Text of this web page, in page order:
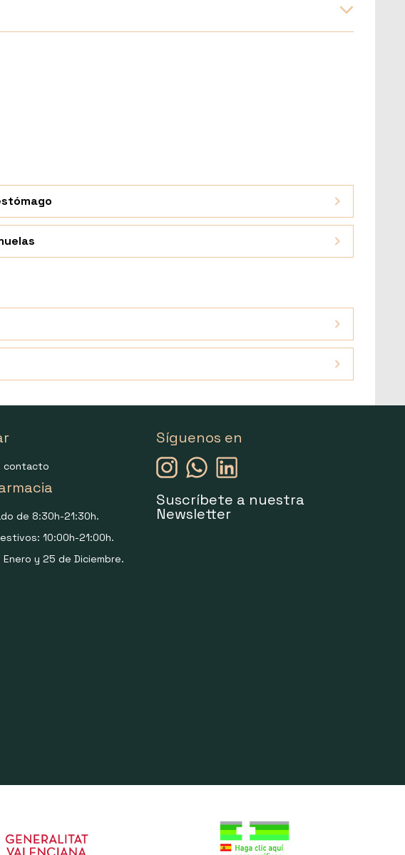
contacto
de 8:30h-21:30h.
10:00h-21:00h.
Enero y 25 de Diciembre.
Síguenos en
Suscríbete a nuestra
Newsletter